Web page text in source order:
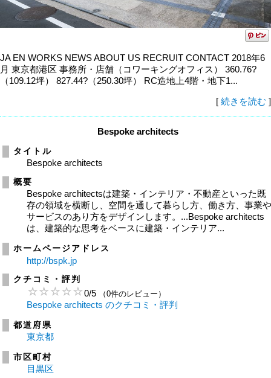
JA EN WORKS NEWS ABOUT US RECRUIT CONTACT 2018年6
月 東京都港区 事務所・店舗（コワーキングオフィス） 360.76?
（109.12坪） 827.44?（250.30坪） RC造地上4階・地下1...
[ 続きを読む ]
Bespoke architects
タイトル
Bespoke architects
概要
Bespoke architectsは建築・インテリア・不動産といった既
存の領域を横断し、空間を通して暮らし方、働き方、事業
サービスのあり方をデザインします。...Bespoke architects
は、建築的な思考をベースに建築・インテリア...
ホームページアドレス
http://bspk.jp
クチコミ・評判
0/5 （0件のレビュー）
Bespoke architects のクチコミ・評判
都道府県
東京都
市区町村
目黒区